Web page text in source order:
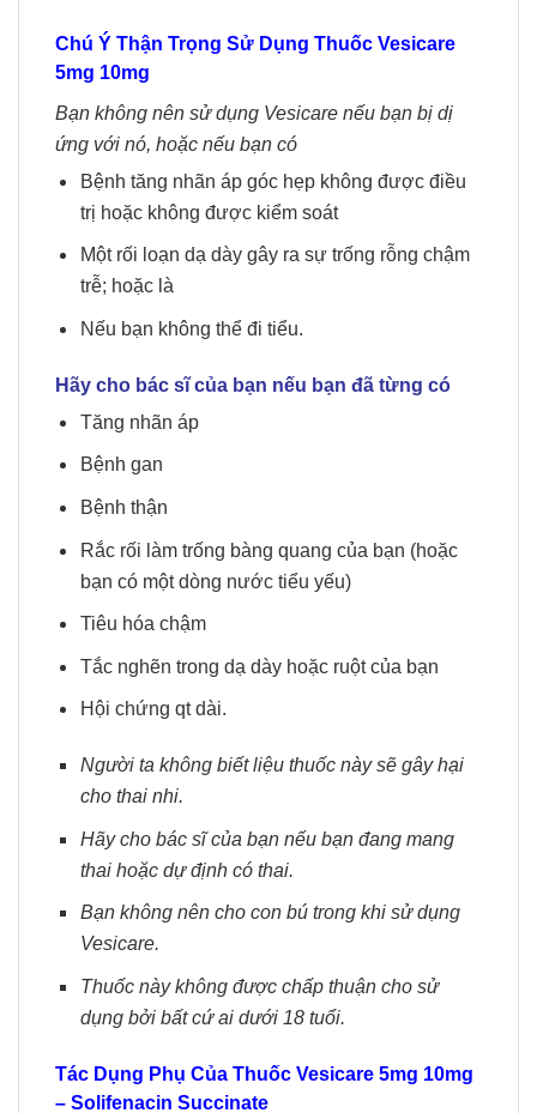
Chú Ý Thận Trọng Sử Dụng Thuốc Vesicare
5mg 10mg
Bạn không nên sử dụng Vesicare nếu bạn bị dị
ứng với nó, hoặc nếu bạn có
Bệnh tăng nhãn áp góc hẹp không được điều
trị hoặc không được kiểm soát
Một rối loạn dạ dày gây ra sự trống rỗng chậm
trễ; hoặc là
Nếu bạn không thể đi tiểu.
Hãy cho bác sĩ của bạn nếu bạn đã từng có
Tăng nhãn áp
Bệnh gan
Bệnh thận
Rắc rối làm trống bàng quang của bạn (hoặc
bạn có một dòng nước tiểu yếu)
Tiêu hóa chậm
Tắc nghẽn trong dạ dày hoặc ruột của bạn
Hội chứng qt dài.
Người ta không biết liệu thuốc này sẽ gây hại
cho thai nhi.
Hãy cho bác sĩ của bạn nếu bạn đang mang
thai hoặc dự định có thai.
Bạn không nên cho con bú trong khi sử dụng
Vesicare.
Thuốc này không được chấp thuận cho sử
dụng bởi bất cứ ai dưới 18 tuổi.
Tác Dụng Phụ Của Thuốc Vesicare 5mg 10mg
– Solifenacin Succinate